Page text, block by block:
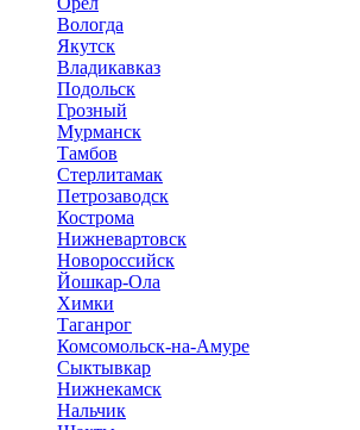
Вологда
Якутск
Владикавказ
Подольск
Грозный
Мурманск
Тамбов
Стерлитамак
Петрозаводск
Кострома
Нижневартовск
Новороссийск
Йошкар-Ола
Химки
Таганрог
Комсомольск-на-Амуре
Сыктывкар
Нижнекамск
Нальчик